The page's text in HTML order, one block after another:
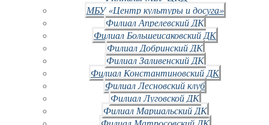
МБУ «Центр культуры и досуга»
Филиал Апрелевский ДК
Филиал Большеисаковский ДК
Филиал Добринский ДК
Филиал Заливенский ДК
Филиал Константиновский ДК
Филиал Лесновский клуб
Филиал Луговской ДК
Филиал Маршальский ДК